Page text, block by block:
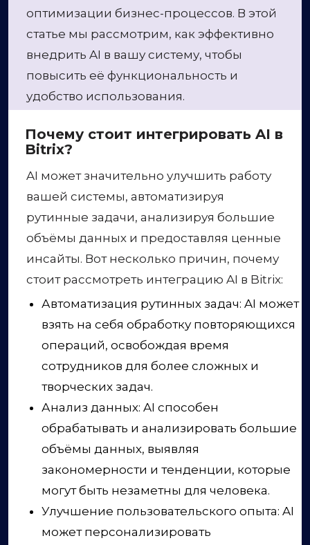
оптимизации бизнес-процессов. В этой
статье мы рассмотрим, как эффективно
внедрить AI в вашу систему, чтобы
повысить её функциональность и
удобство использования.
Почему стоит интегрировать AI в
Bitrix?
AI может значительно улучшить работу
вашей системы, автоматизируя
рутинные задачи, анализируя большие
объёмы данных и предоставляя ценные
инсайты. Вот несколько причин, почему
стоит рассмотреть интеграцию AI в Bitrix:
Автоматизация рутинных задач: AI может
взять на себя обработку повторяющихся
операций, освобождая время
сотрудников для более сложных и
творческих задач.
Анализ данных: AI способен
обрабатывать и анализировать большие
объёмы данных, выявляя
закономерности и тенденции, которые
могут быть незаметны для человека.
Улучшение пользовательского опыта: AI
может персонализировать